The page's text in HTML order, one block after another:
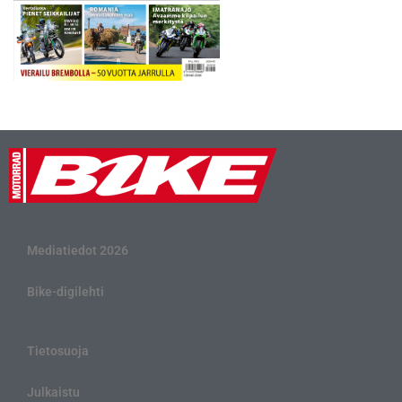
Mediatiedot 2026
Bike-digilehti
Tietosuoja
Julkaistu